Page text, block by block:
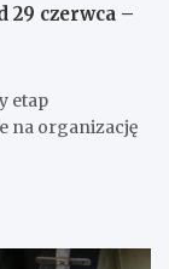
29 czerwca –
etap
na organizację